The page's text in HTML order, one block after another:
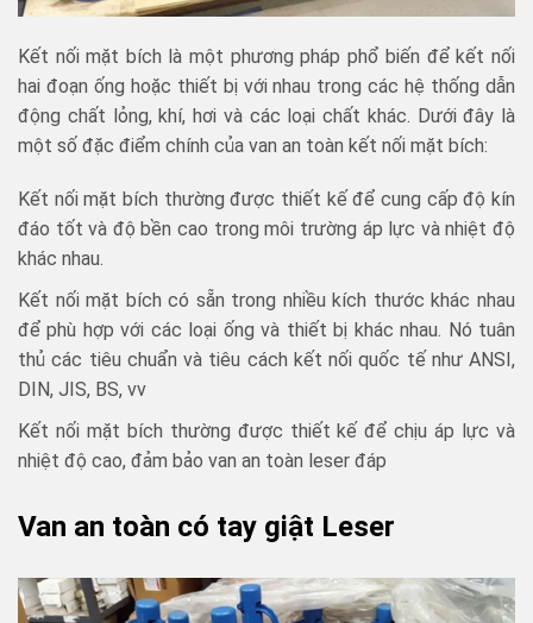
Kết nối mặt bích là một phương pháp phổ biến để kết nối
hai đoạn ống hoặc thiết bị với nhau trong các hệ thống dẫn
động chất lỏng, khí, hơi và các loại chất khác. Dưới đây là
một số đặc điểm chính của van an toàn kết nối mặt bích:
Kết nối mặt bích thường được thiết kế để cung cấp độ kín
đáo tốt và độ bền cao trong môi trường áp lực và nhiệt độ
khác nhau.
Kết nối mặt bích có sẵn trong nhiều kích thước khác nhau
để phù hợp với các loại ống và thiết bị khác nhau. Nó tuân
thủ các tiêu chuẩn và tiêu cách kết nối quốc tế như ANSI,
DIN, JIS, BS, vv
Kết nối mặt bích thường được thiết kế để chịu áp lực và
nhiệt độ cao, đảm bảo van an toàn leser đáp
Van an toàn có tay giật Leser